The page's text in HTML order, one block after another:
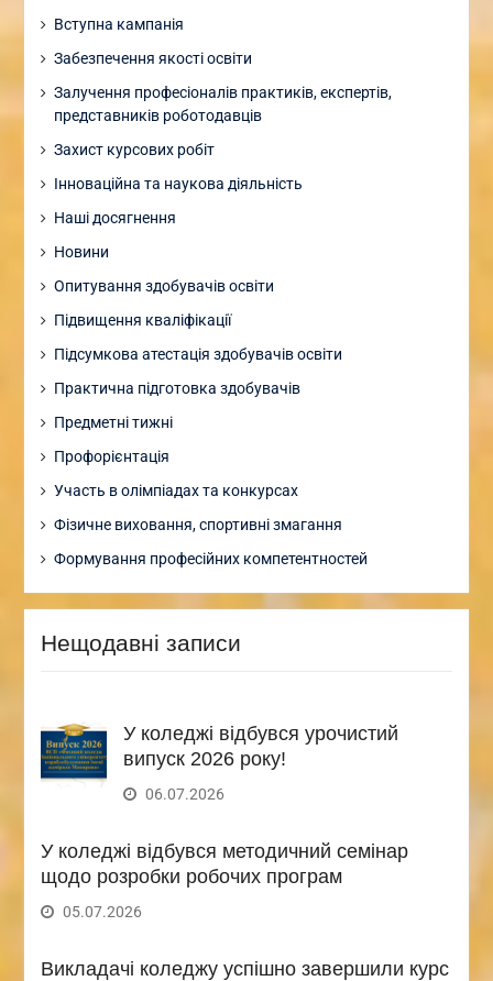
Вступна кампанія
Забезпечення якості освіти
Залучення професіоналів практиків, експертів,
представників роботодавців
Захист курсових робіт
Інноваційна та наукова діяльність
Наші досягнення
Новини
Опитування здобувачів освіти
Підвищення кваліфікації
Підсумкова атестація здобувачів освіти
Практична підготовка здобувачів
Предметні тижні
Профорієнтація
Участь в олімпіадах та конкурсах
Фізичне виховання, спортивні змагання
Формування професійних компетентностей
Нещодавні записи
У коледжі відбувся урочистий
випуск 2026 року!
06.07.2026
У коледжі відбувся методичний семінар
щодо розробки робочих програм
05.07.2026
Викладачі коледжу успішно завершили курс